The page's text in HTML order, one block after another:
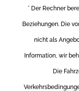
* Der Rechner
Beziehungen. Die
nicht als
Information, wir
Die